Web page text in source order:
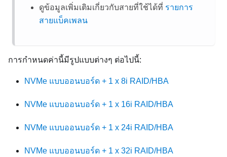
ดูข้อมูลเพิ่มเติมเกี่ยวกับสายที่ใช้ได้ที่ รายการ
สายแบ็คเพลน
การกำหนดค่านี้มีรูปแบบต่างๆ ต่อไปนี้:
NVMe แบบออนบอร์ด + 1 x 8i RAID/HBA
NVMe แบบออนบอร์ด + 1 x 16i RAID/HBA
NVMe แบบออนบอร์ด + 1 x 24i RAID/HBA
NVMe แบบออนบอร์ด + 1 x 32i RAID/HBA